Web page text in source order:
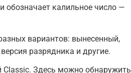
обозначает калильное число —
вариантов: вынесенный,
разрядника и другие.
Classic. Здесь можно обнаружить